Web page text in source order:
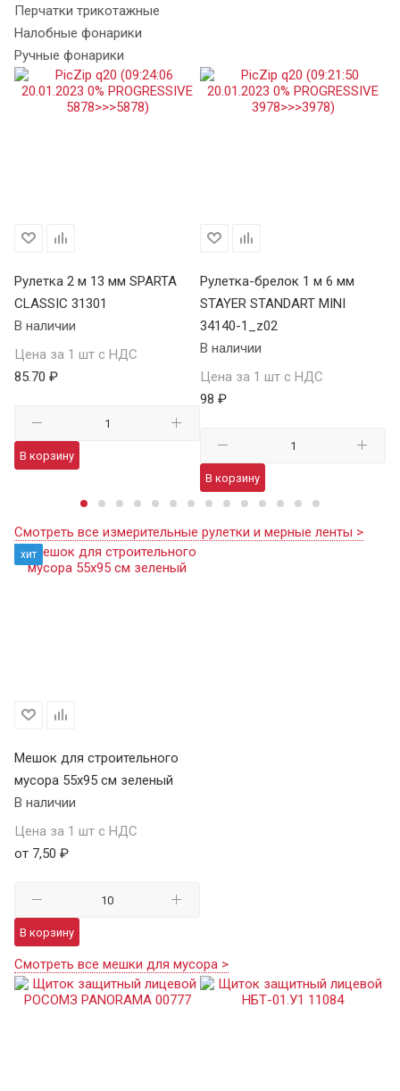
Перчатки трикотажные
Налобные фонарики
Ручные фонарики
Рулетка 2 м 13 мм SPARTA
CLASSIC 31301
В наличии
Цена за 1 шт с НДС
85.70 ₽
В корзину
Рулетка-брелок 1 м 6 мм
STAYER STANDART MINI
34140-1_z02
В наличии
Цена за 1 шт с НДС
98 ₽
В корзину
Смотреть все измерительные рулетки и мерные ленты >
хит
Мешок для строительного
мусора 55х95 см зеленый
В наличии
Цена за 1 шт с НДС
от 7,50 ₽
В корзину
Смотреть все мешки для мусора >